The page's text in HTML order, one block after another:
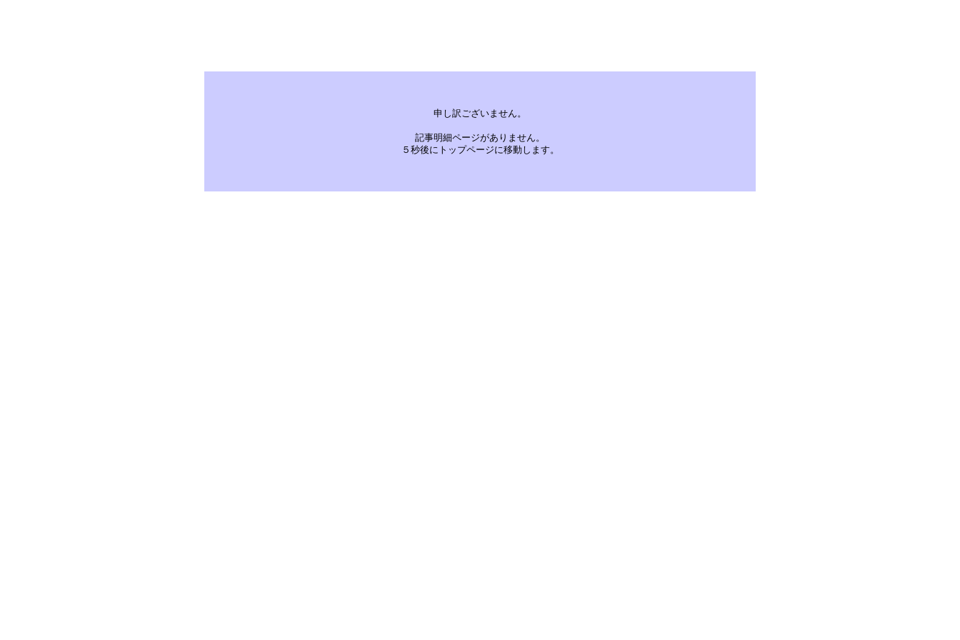
申し訳ございません。
記事明細ページがありません。
５秒後にトップページに移動します。